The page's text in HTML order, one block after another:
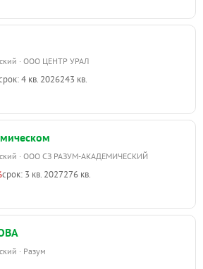
· ООО ЦЕНТР УРАЛ
4 кв. 2026243 кв.
· ООО СЗ РАЗУМ-АКАДЕМИЧЕСКИЙ
срок: 3 кв. 2027276 кв.
· Разум